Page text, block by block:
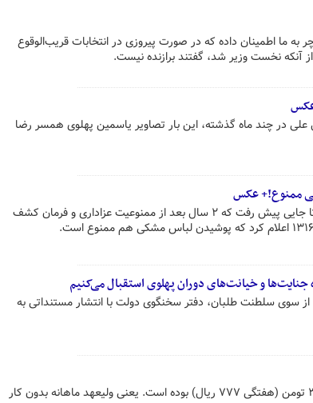
ما اطمینان داده که در صورت پیروزی در انتخابات قریب‌الوقوع
آنکه نخست وزیر شد، گفتند برازنده نیست.
عکس
علی در چند ماه گذشته، این بار تصاویر یاسمین پهلوی همسر رضا
ممنوع!+ عکس
تلاش‌های رضاشاه برای ضربه‌زدن به مجالس عزاداری تا جایی پیش رفت که ۲ سال بعد از ممنوعیت عزاداری و فرمان کشف
و خیانت‌های دوران پهلوی استقبال می‌کنیم
از سوی سلطنت طلبان، دفتر سخنگوی دولت با انتشار مستنداتی به
حقوق ماهانه یک کارگر ساده در سال ۱۳۵۱ برابر با ۳۱۲ تومن (هفتگی ۷۷۷ ریال) بوده است. یعنی ولیعهد ماهانه بدون کار